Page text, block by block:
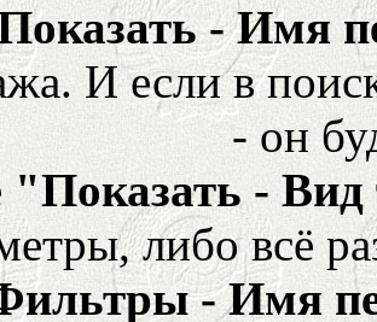
- Имя
И если в
- он
"Показать -
либо всё
- Имя